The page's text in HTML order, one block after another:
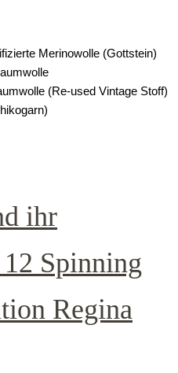
Merinowolle (Gottstein)
(Re-used Vintage Stoff)
ihr
Spinning
Regina